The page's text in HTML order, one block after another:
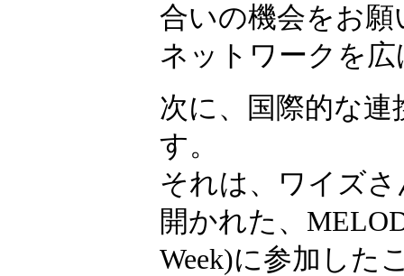
合いの機会をお
ネットワークを
次に、国際的な
す。
それは、ワイズ
開かれた、
Week)に参加した